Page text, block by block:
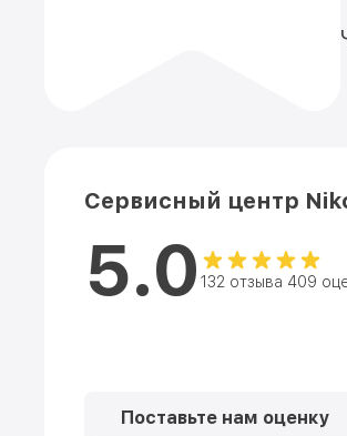
Сервисный центр
5.0 132 отзыва 409
Поставьте нам оценку